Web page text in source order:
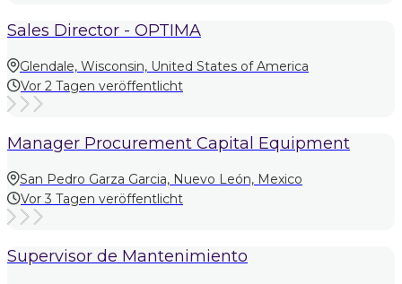
Sales Director - OPTIMA
Glendale, Wisconsin, United States of America
Vor 2 Tagen veröffentlicht
Manager Procurement Capital Equipment
San Pedro Garza Garcia, Nuevo León, Mexico
Vor 3 Tagen veröffentlicht
Supervisor de Mantenimiento